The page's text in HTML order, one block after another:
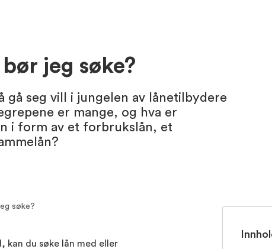
jeg søke?
gå seg vill i jungelen av lånetilbydere
er mange, og hva er
i form av et forbrukslån, et
søke?
kan du søke lån med eller